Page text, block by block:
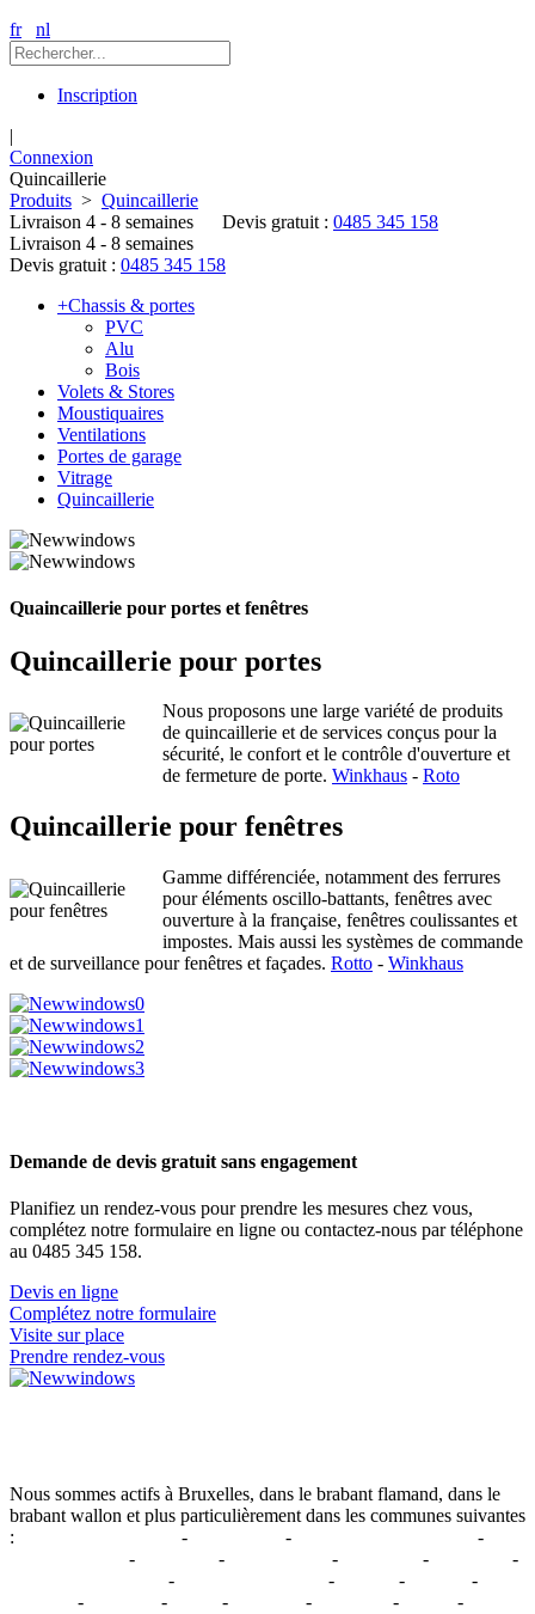
fr
nl
Inscription
|
Connexion
Quincaillerie
Produits > Quincaillerie
Livraison 4 - 8 semaines
Devis gratuit : 0485 345 158
Livraison 4 - 8 semaines
Devis gratuit : 0485 345 158
+Chassis & portes
PVC
Alu
Bois
Volets & Stores
Moustiquaires
Ventilations
Portes de garage
Vitrage
Quincaillerie
Quaincaillerie pour portes et fenêtres
Quincaillerie pour portes
Nous proposons une large variété de produits
de quincaillerie et de services conçus pour la
sécurité, le confort et le contrôle d'ouverture et
de fermeture de porte. Winkhaus - Roto
Quincaillerie pour fenêtres
Gamme différenciée, notamment des ferrures
pour éléments oscillo-battants, fenêtres avec
ouverture à la française, fenêtres coulissantes et
impostes. Mais aussi les systèmes de commande
et de surveillance pour fenêtres et façades. Rotto - Winkhaus
Demande de devis gratuit sans engagement
Planifiez un rendez-vous pour prendre les mesures chez vous,
complétez notre formulaire en ligne ou contactez-nous par téléphone
au 0485 345 158.
Devis en ligne
Complétez notre formulaire
Visite sur place
Prendre rendez-vous
Nous sommes actifs à Bruxelles, dans le brabant flamand, dans le
brabant wallon et plus particulièrement dans les communes suivantes
:
- -
-
- - - -
-
- - -
-
- - - - -
-